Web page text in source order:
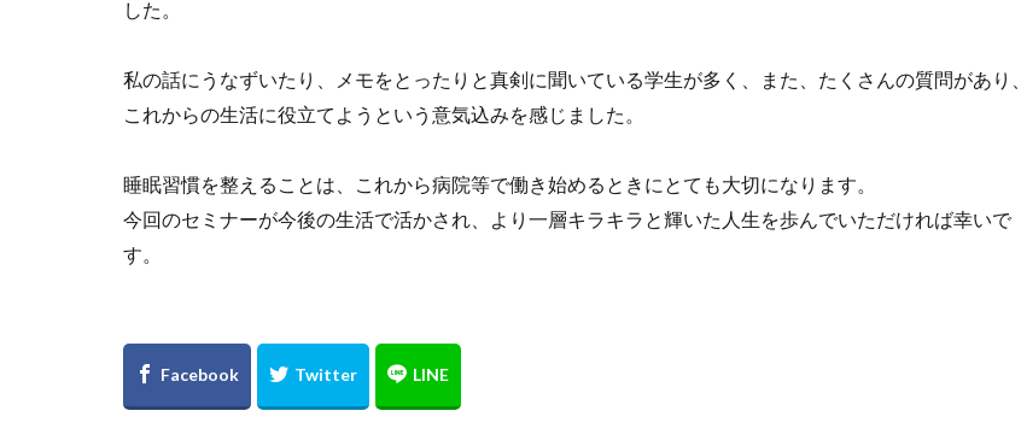
した。
私の話にうなずいたり、メモをとったりと真剣に聞いている学生が多く、また、たくさんの質問があり、
これからの生活に役立てようという意気込みを感じました。
睡眠習慣を整えることは、これから病院等で働き始めるときにとても大切になります。
今回のセミナーが今後の生活で活かされ、より一層キラキラと輝いた人生を歩んでいただければ幸いで
す。